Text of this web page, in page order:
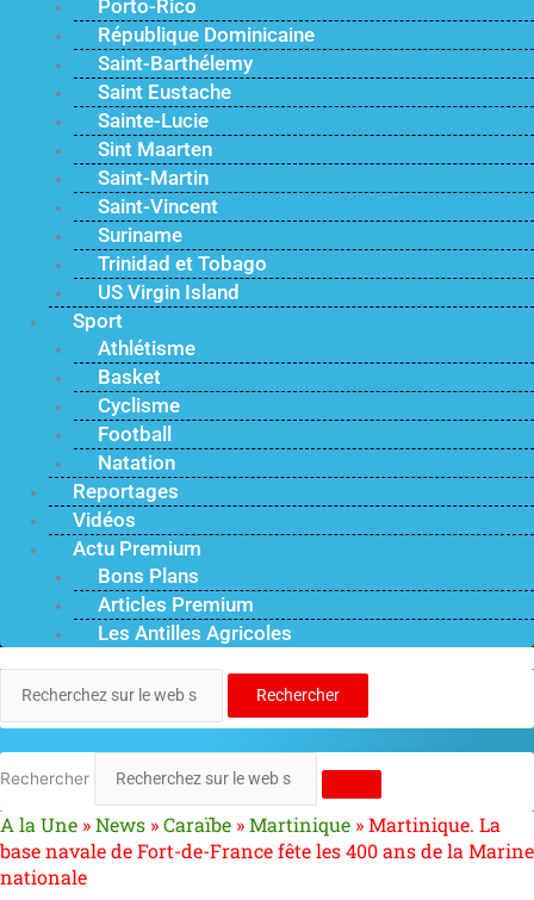
Porto-Rico
République Dominicaine
Saint-Barthélemy
Saint Eustache
Sainte-Lucie
Sint Maarten
Saint-Martin
Saint-Vincent
Suriname
Trinidad et Tobago
US Virgin Island
Sport
Athlétisme
Basket
Cyclisme
Football
Natation
Reportages
Vidéos
Actu Premium
Bons Plans
Articles Premium
Les Antilles Agricoles
Rechercher
Rechercher
A la Une »News »Caraïbe »Martinique »Martinique. La
base navale de Fort-de-France fête les 400 ans de la Marine
nationale